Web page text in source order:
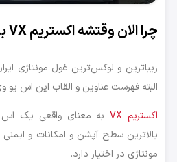
چرا الان وقتشه اکستریم VX بخری
زیباترین و لوکس‌ترین غول مونتاژی
البته فهرست عناوین و القاب این اس
اکستریم VX
به معنای واقعی یک
بالاترین سطح آپشن و امکانات و
مونتاژی در اختیار دارد.